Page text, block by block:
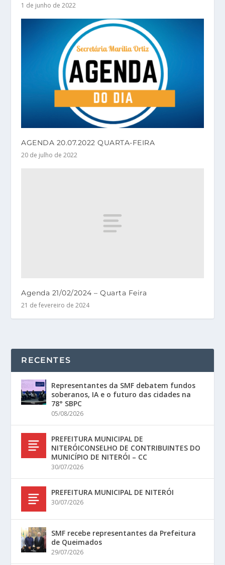
1 de junho de 2022
AGENDA 20.07.2022 QUARTA-FEIRA
20 de julho de 2022
Agenda 21/02/2024 – Quarta Feira
21 de fevereiro de 2024
RECENTES
Representantes da SMF debatem fundos
soberanos, IA e o futuro das cidades na
78° SBPC
05/08/2026
PREFEITURA MUNICIPAL DE
NITERÓICONSELHO DE CONTRIBUINTES DO
MUNICÍPIO DE NITERÓI – CC
30/07/2026
PREFEITURA MUNICIPAL DE NITERÓI
30/07/2026
SMF recebe representantes da Prefeitura
de Queimados
29/07/2026